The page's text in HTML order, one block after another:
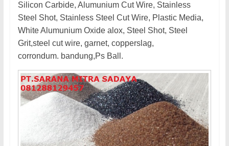
Silicon Carbide, Alumunium Cut Wire, Stainless
Steel Shot, Stainless Steel Cut Wire, Plastic Media,
White Alumunium Oxide alox, Steel Shot, Steel
Grit,steel cut wire, garnet, copperslag,
corrondum. bandung,Ps Ball.